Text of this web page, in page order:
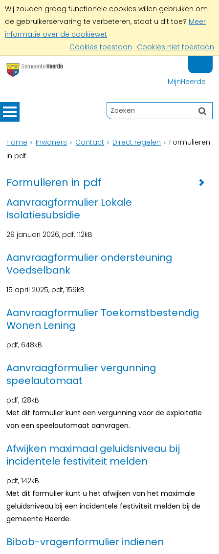
Wij zouden graag functionele cookies willen gebruiken om
de gebruikerservaring te verbeteren, staat u dit toe? Meer
informatie over de cookiewet
Cookies toestaan Cookies niet toestaan
MijnHeerde
Home Inwoners Contact Direct regelen
Formulieren
in pdf
Formulieren in pdf
Aanvraagformulier Lokale
Isolatiesubsidie
29 januari 2026, pdf, 112kB
Aanvraagformulier ondersteuning
Voedselbank
15 april 2025, pdf, 159kB
Aanvraagformulier Toekomstbestendig
Wonen Lening
pdf, 648kB
Aanvraagformulier vergunning
speelautomaat
pdf, 128kB
Met dit formulier kunt een vergunning voor de exploitatie
van een speelautomaat aanvragen.
Afwijken maximaal geluidsniveau bij
incidentele festiviteit melden
pdf, 142kB
Met dit formulier kunt u het afwijken van het maximale
geluidsniveau bij een incidentele festiviteit melden bij de
gemeente Heerde.
Bibob-vragenformulier indienen